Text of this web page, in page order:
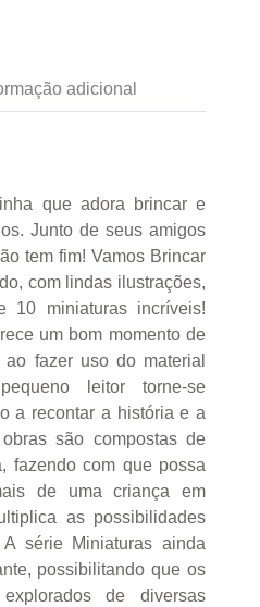
adicional
que adora brincar e
Junto de seus amigos
tem fim! Vamos Brincar
com lindas ilustrações,
10 miniaturas incríveis!
um bom momento de
ao fazer uso do material
leitor torne-se
a recontar a história e a
são compostas de
fazendo com que possa
de uma criança em
as possibilidades
série Miniaturas ainda
possibilitando que os
de diversas